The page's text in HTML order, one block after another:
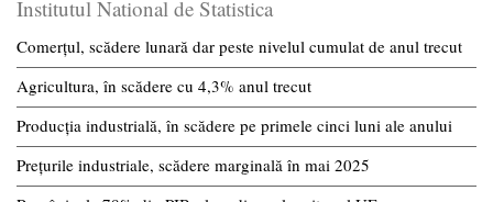
Institutul National de Statistica
Comerțul, scădere lunară dar peste nivelul cumulat de anul trecut
Agricultura, în scădere cu 4,3% anul trecut
Producția industrială, în scădere pe primele cinci luni ale anului
Prețurile industriale, scădere marginală în mai 2025